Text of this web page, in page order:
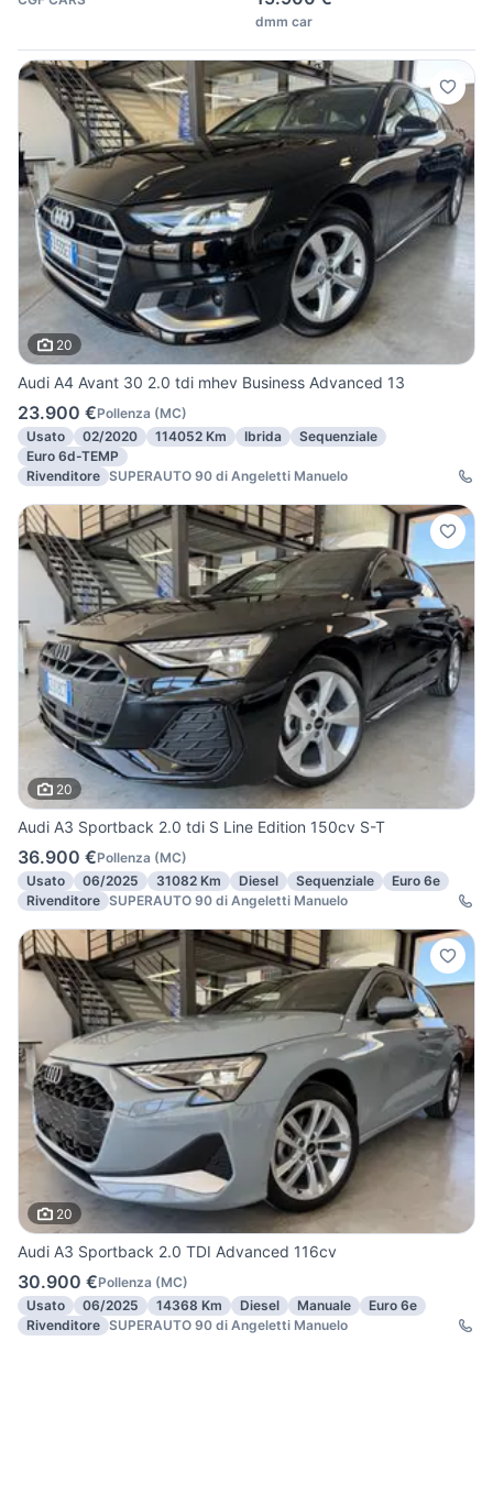
dmm car
20
Audi A4 Avant 30 2.0 tdi mhev Business Advanced 13
23.900 €Pollenza (MC)
Usato
02/2020 114052 Km Ibrida
Sequenziale
Euro 6d-TEMP
Rivenditore SUPERAUTO 90 di Angeletti Manuelo
20
Audi A3 Sportback 2.0 tdi S Line Edition 150cv S-T
36.900 €Pollenza (MC)
Usato
06/2025 31082 Km Diesel Sequenziale
Euro 6e
Rivenditore SUPERAUTO 90 di Angeletti Manuelo
20
Audi A3 Sportback 2.0 TDI Advanced 116cv
30.900 €Pollenza (MC)
Usato
06/2025 14368 Km Diesel Manuale
Euro 6e
Rivenditore SUPERAUTO 90 di Angeletti Manuelo